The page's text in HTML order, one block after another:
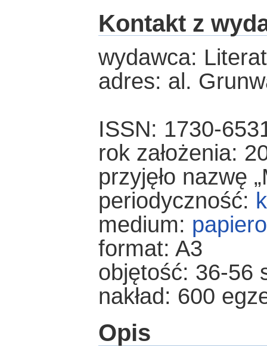
Kontakt z
wydawca:
adres: al.
ISSN: 1730-
rok założenia:
przyjęło nazwę
periodyczność:
medium:
format: A3
objętość: 36-56
nakład: 600
Opis